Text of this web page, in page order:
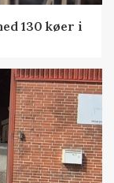
130 køer i